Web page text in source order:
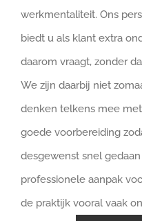
werkmentaliteit. Ons
biedt u als klant extra
daarom vraagt, zonder
We zijn daarbij niet
denken telkens mee
goede voorbereiding
desgewenst snel
professionele aanpak
de praktijk vooral vaak